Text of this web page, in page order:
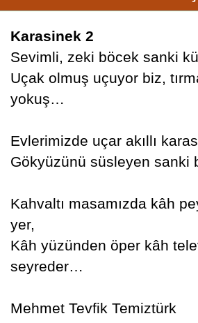
Karasinek 2
Sevimli, zeki böcek sanki
Uçak olmuş uçuyor biz,
yokuş…
Evlerimizde uçar akıllı
Gökyüzünü süsleyen sanki
Kahvaltı masamızda kâh
yer,
Kâh yüzünden öper kâh
seyreder…
Mehmet Tevfik Temiztürk